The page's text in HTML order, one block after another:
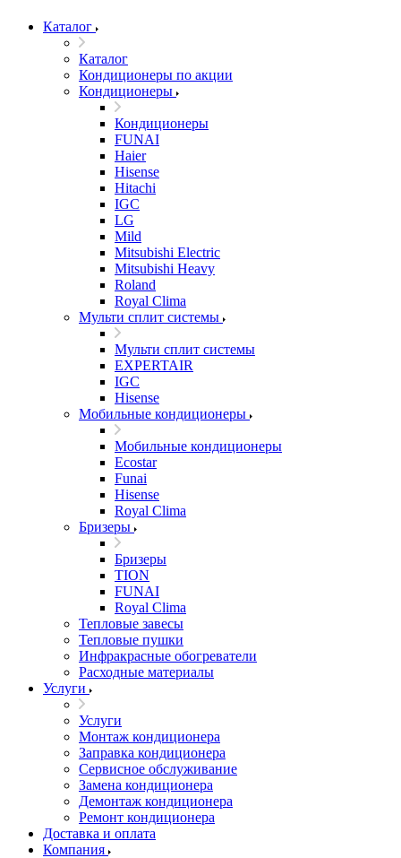
Каталог
Каталог
Кондиционеры по акции
Кондиционеры
Кондиционеры
FUNAI
Haier
Hisense
Hitachi
IGC
LG
Mild
Mitsubishi Electric
Mitsubishi Heavy
Roland
Royal Clima
Мульти сплит системы
Мульти сплит системы
EXPERTAIR
IGC
Hisense
Мобильные кондиционеры
Мобильные кондиционеры
Ecostar
Funai
Hisense
Royal Clima
Бризеры
Бризеры
TION
FUNAI
Royal Clima
Тепловые завесы
Тепловые пушки
Инфракрасные обогреватели
Расходные материалы
Услуги
Услуги
Монтаж кондиционера
Заправка кондиционера
Сервисное обслуживание
Замена кондиционера
Демонтаж кондиционера
Ремонт кондиционера
Доставка и оплата
Компания